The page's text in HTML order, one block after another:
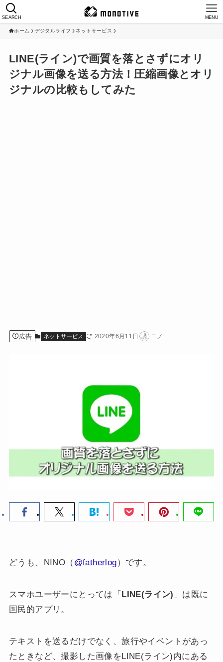
SEARCH MENU
ホーム デジタルライフ ネットサービス
LINE(ライン)で画質を落とさずにオリ
ジナル画像を送る方法！圧縮画像とオリ
ジナルの比較もしてみた
広告 ネットサービス 2020年6月11日 ニノ
どうも、NINO（ @fatherlog）です。
スマホユーザーにとっては「 LINE(ライン) 」は既に
国民的アプリ。
テキストを送るだけでなく、旅行やイベントがあっ
たときなど、撮影した画像をLINE(ライン)内にある